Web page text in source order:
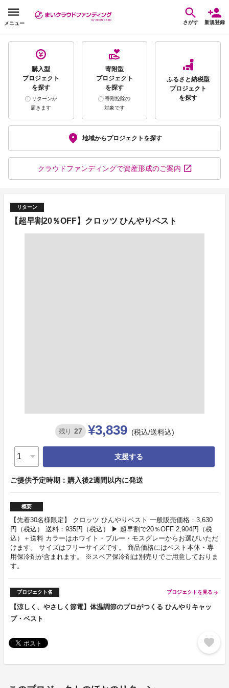
メニュー さがす 新規登録
購入型
プロジェクト
を探す
リターンが
届きます
寄附型
プロジェクト
を探す
寄附控除の
対象です
ふるさと納税型
プロジェクト
を探す
地域からプロジェクトを探す
クラウドファンディングで資産形成のご案内
リターン
【超早割20％OFF】クロッツ ひんやりベスト
残り 27 ¥3,839 (税込/送料込)
支援する
ご提供予定時期：購⼊後2週間以内に発送
概要
【先着30名様限定】 クロッツ ひんやりベスト 一般販売価格：3,630
円（税込） 送料：935円（税込） ▶ 超早割で20％OFF 2,904円（税
込）＋送料 カラーはホワイト・ブルー・モスグレーからお選びいただ
けます。 サイズはフリーサイズです。 商品価格にはベスト本体・専
用保冷剤が含まれます。 ※スペア保冷剤は別売りでご用意しておりま
す。
プロジェクト名 プロジェクトを見る arrow_forward
【涼しく、やさしく節電】体温調節のプロがつくる ひんやりキャッ
プ・ベスト
favorite